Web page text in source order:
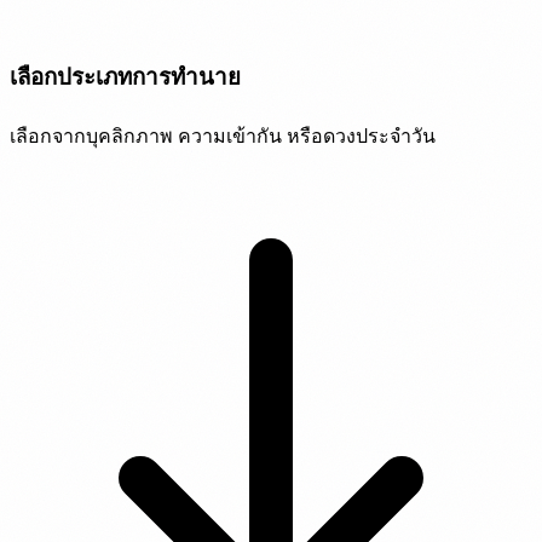
เลือกประเภทการทำนาย
เลือกจากบุคลิกภาพ ความเข้ากัน หรือดวงประจำวัน